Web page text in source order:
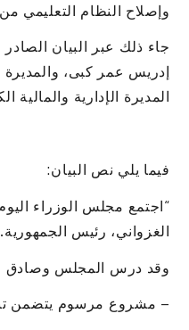
وإصلاح النظام التعليمي
جاء ذلك عبر البيان
إدريس عمر كبى، والمديرة
المديرة الإدارية
فيما يلي نص البيان:
الغزواني، رئيس الجمهورية.
وقد درس المجلس وصادق
– مشروع مرسوم يتضمن